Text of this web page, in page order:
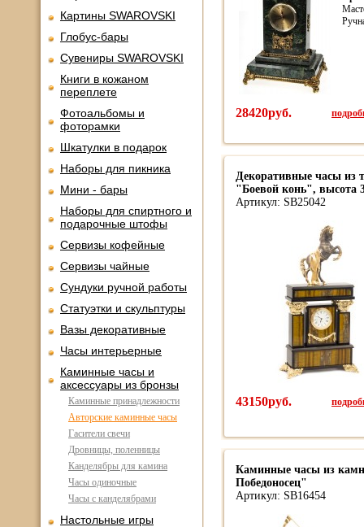
Картины SWAROVSKI
Глобус-бары
Сувениры SWAROVSKI
Книги в кожаном
переплете
Фотоальбомы и
фоторамки
Шкатулки в подарок
Наборы для пикника
Мини - бары
Наборы для спиртного и
подарочные штофы
Сервизы кофейные
Сервизы чайные
Сундуки ручной работы
Статуэтки и скульптуры
Вазы декоративные
Часы интерьерные
Каминные часы и
аксессуары из бронзы
Каминные принадлежности
Авторские каминные часы
Гасители свечи
Дровницы, поленницы
Канделябры для камина
Часы одиночные
Часы с канделябрами
Настольные игры
28420руб.
Декоративные часы из
"Боевой конь", высота
Артикул: SB25042
43150руб.
Каминные часы из
Победоносец"
Артикул: SB16454